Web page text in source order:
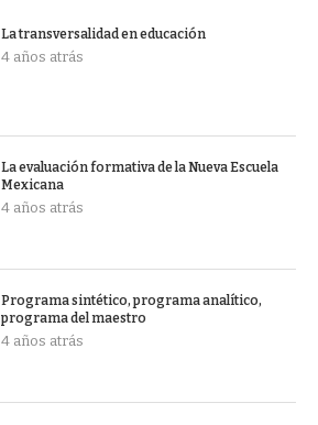
La transversalidad en educación
4 años atrás
La evaluación formativa de la Nueva Escuela
Mexicana
4 años atrás
Programa sintético, programa analítico,
programa del maestro
4 años atrás